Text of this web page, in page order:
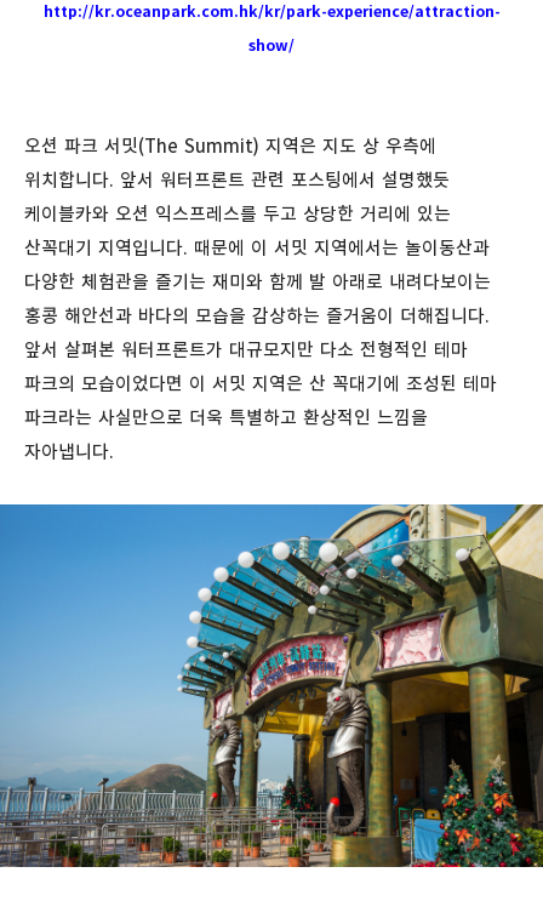
http://kr.oceanpark.com.hk/kr/park-experience/attraction-
show/
오션 파크 서밋(The Summit) 지역은 지도 상 우측에
위치합니다. 앞서 워터프론트 관련 포스팅에서 설명했듯
케이블카와 오션 익스프레스를 두고 상당한 거리에 있는
산꼭대기 지역입니다. 때문에 이 서밋 지역에서는 놀이동산과
다양한 체험관을 즐기는 재미와 함께 발 아래로 내려다보이는
홍콩 해안선과 바다의 모습을 감상하는 즐거움이 더해집니다.
앞서 살펴본 워터프론트가 대규모지만 다소 전형적인 테마
파크의 모습이었다면 이 서밋 지역은 산 꼭대기에 조성된 테마
파크라는 사실만으로 더욱 특별하고 환상적인 느낌을
자아냅니다.